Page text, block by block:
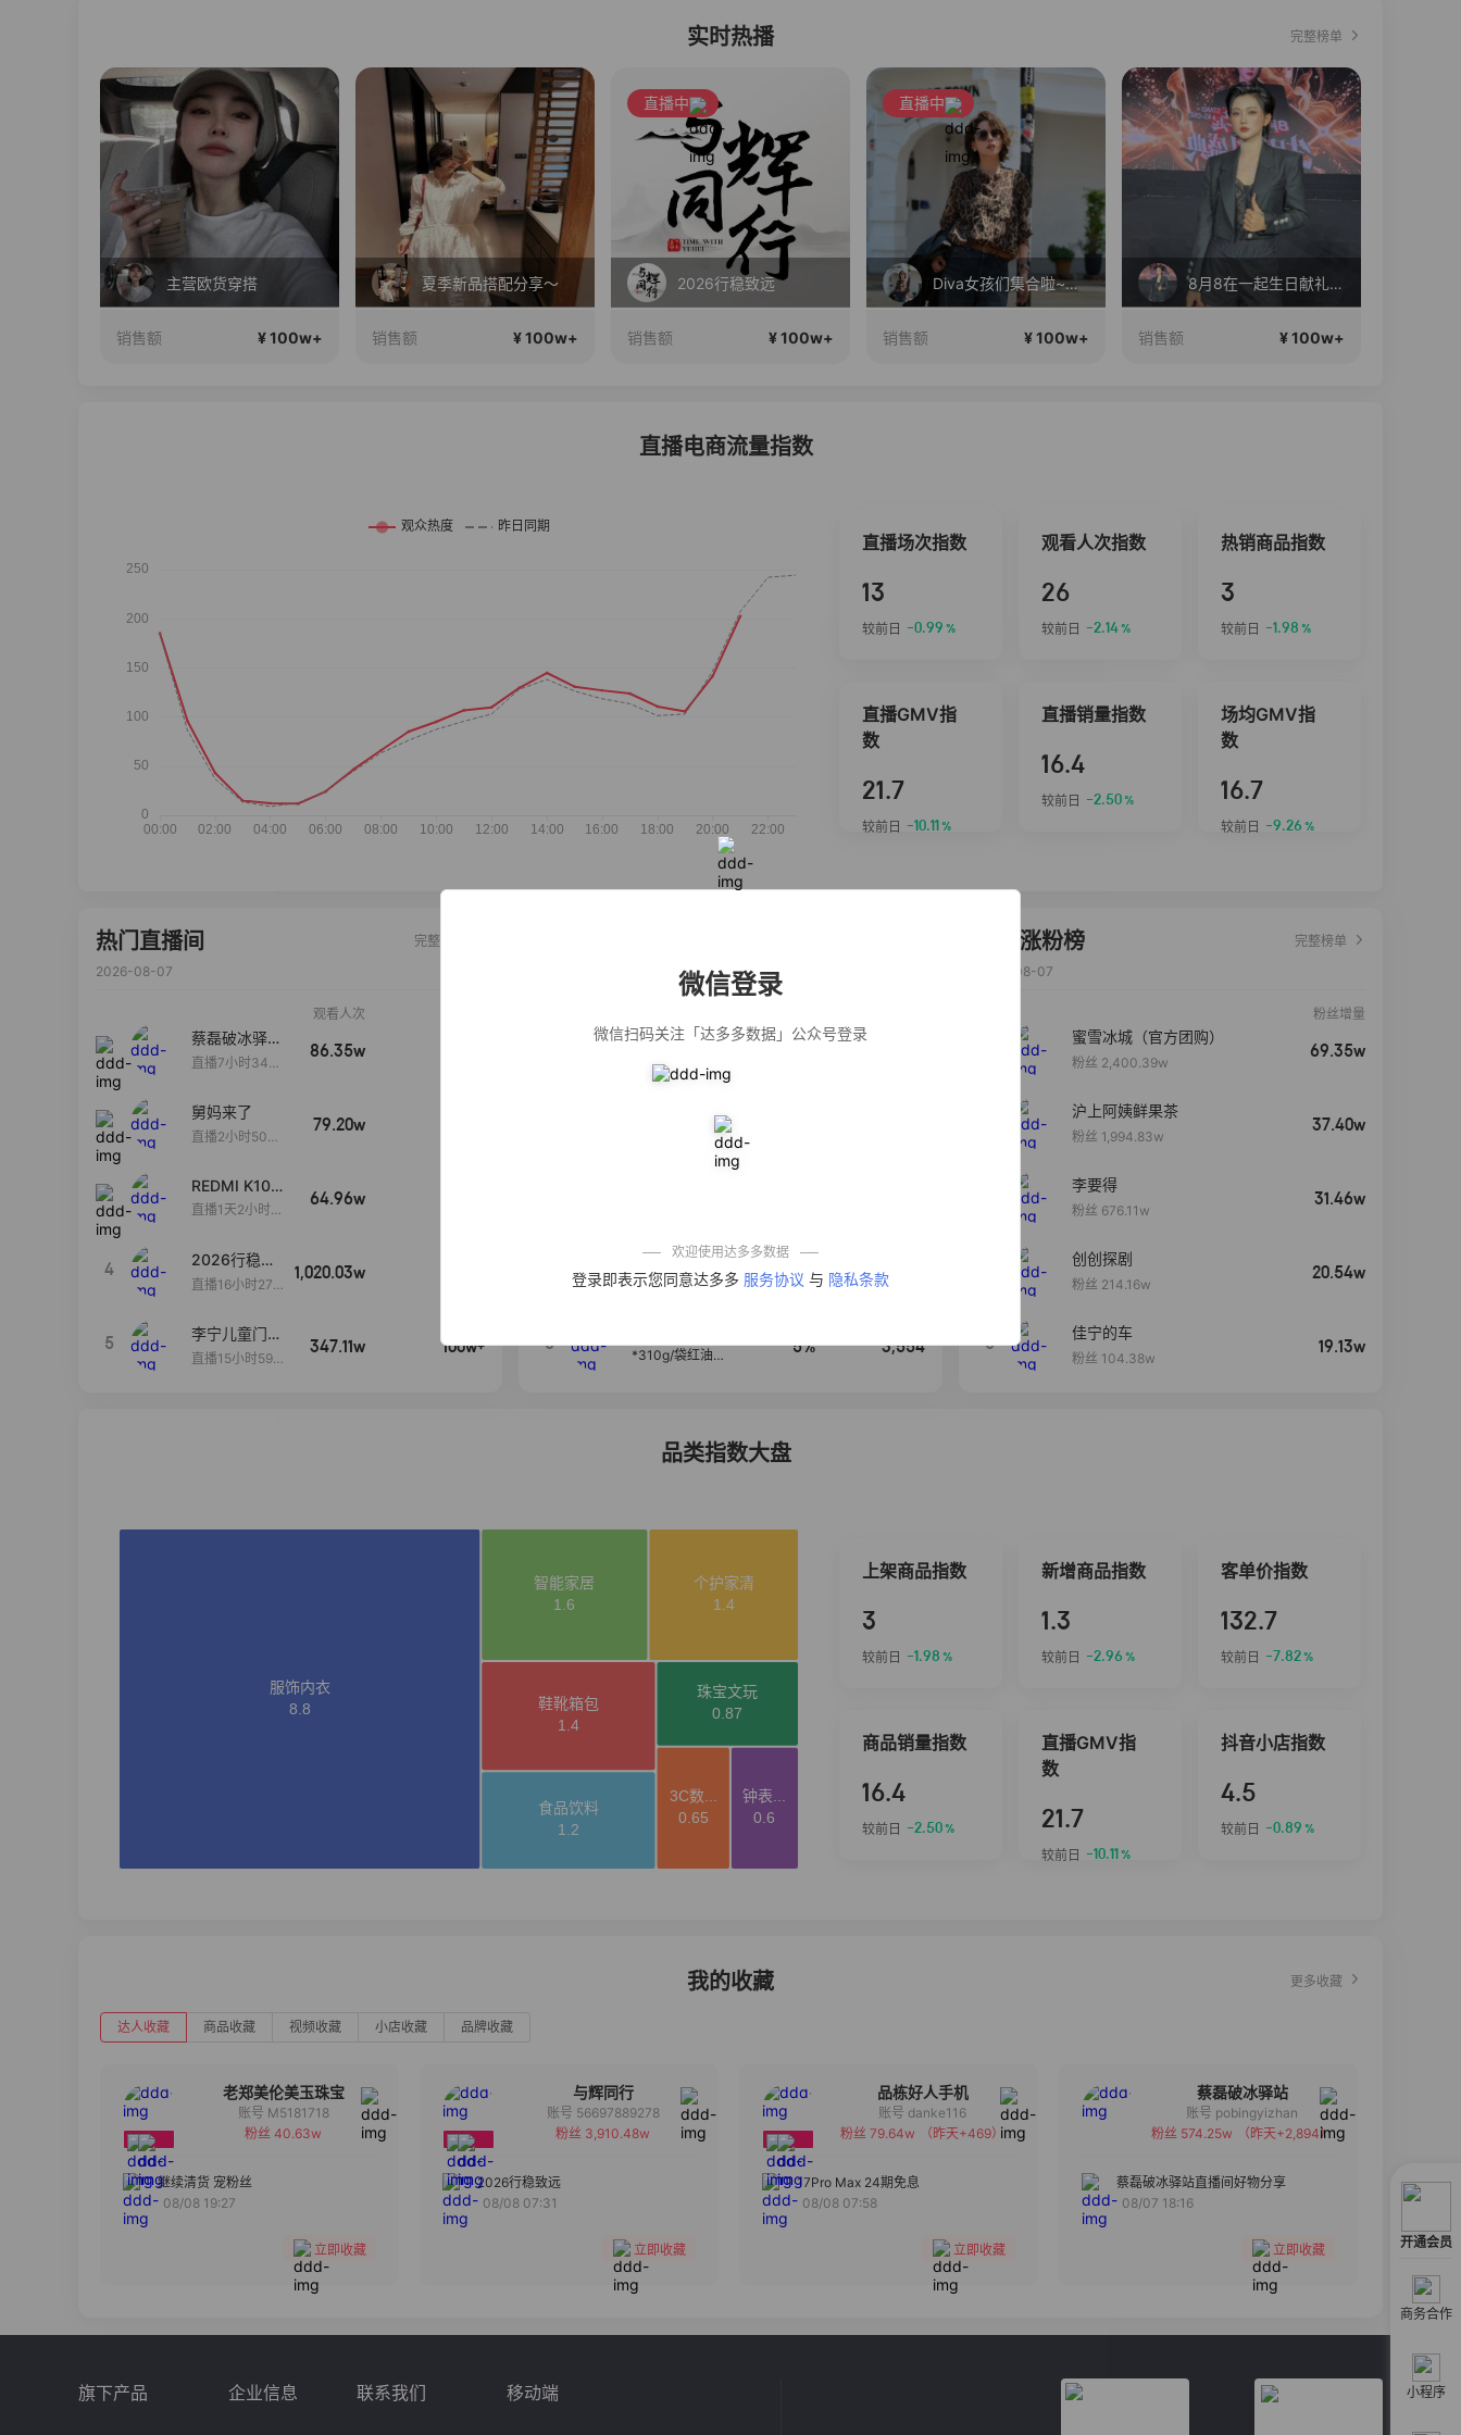
开通会员
商务合作
小程序
微信登录
微信扫码关注「达多多数据」公众号登录
欢迎使用达多多数据
登录即表示您同意达多多 服务协议 与 隐私条款
实时热播 完整榜单
主营欧货穿搭
销售额 ¥ 100w+
夏季新品搭配分享～
销售额 ¥ 100w+
直播中
2026行稳致远
销售额 ¥ 100w+
直播中
Diva女孩们集合啦~意大利料特产来啦！
销售额 ¥ 100w+
8月8在一起生日献礼盛典
销售额 ¥ 100w+
直播电商流量指数
直播场次指数
13
较前日 -0.99 %
观看人次指数
26
较前日 -2.14%
热销商品指数
3
较前日 -1.98 %
直播GMV指
数
21.7
较前日 -10.11 %
直播销量指数
16.4
较前日 -2.50%
场均GMV指
数
16.7
较前日 -9.26 %
热门直播间
完整榜单
2026-08-07
观看人次
蔡磊破冰驿站
直播间好物分
直播7小时34分
86.35w
舅妈来了
直播2小时50分
79.20w
REDMI K100
Pro系列新品
启！
直播1天2小时3
64.96w
4
2026行稳致
远
直播16小时27
1,020.03w
5
李宁儿童门店
爆款赤兔8pr
直播15小时59
347.11w 100w+
公仔牌顽渍净洗
污渍除菌除螨3倍
【净浮生】油污
净厨房油烟机去
重油污去油王污
渍清洁剂油烟净
免煮开袋即食劲
艾草抽绳式免撕
垃圾袋大号特厚
50% 3,640
5
*310g/袋红油麻
5% 3,554
达人涨粉榜
完整榜单
2026-08-07
粉丝增量
蜜雪冰城（官方团购）
粉丝 2,400.39w
69.35w
沪上阿姨鲜果茶
粉丝 1,994.83w
37.40w
李要得
粉丝 676.11w
31.46w
创创探剧
粉丝 214.16w
20.54w
5
佳宁的车
粉丝 104.38w
19.13w
品类指数大盘
上架商品指数
3
较前日 -1.98 %
新增商品指数
1.3
较前日 -2.96 %
客单价指数
132.7
较前日 -7.82%
商品销量指数
16.4
较前日 -2.50%
直播GMV指
数
21.7
较前日 -10.11 %
抖音小店指数
4.5
较前日 -0.89 %
我的收藏 更多收藏
达人收藏 商品收藏 视频收藏 小店收藏 品牌收藏
老郑美伦美玉珠宝
备注
账号 M5181718
粉丝 40.63w
继续清货 宠粉丝
08/08 19:27
立即收藏
与辉同行
备注
账号 56697889278
粉丝 3,910.48w
2026行稳致远
08/08 07:31
立即收藏
品栋好人手机
备注
分组
账号 danke116
粉丝 79.64w
（昨天+469）
17Pro Max 24期免息
08/08 07:58
立即收藏
蔡磊破冰驿站
备注
分组
账号 pobingyizhan
粉丝 574.25w
（昨天+2,894）
蔡磊破冰驿站直播间好物分享
08/07 18:16
立即收藏
旗下产品 企业信息 联系我们 移动端